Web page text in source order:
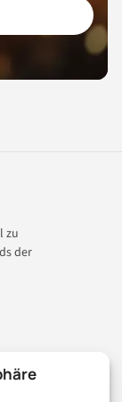
zu
der